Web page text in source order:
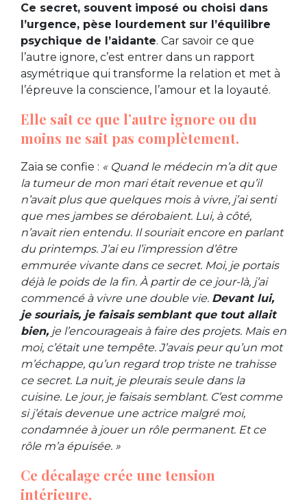
Ce secret, souvent imposé ou choisi dans
l’urgence, pèse lourdement sur l’équilibre
psychique de l’aidante. Car savoir ce que
l’autre ignore, c’est entrer dans un rapport
asymétrique qui transforme la relation et met à
l’épreuve la conscience, l’amour et la loyauté.
Elle sait ce que l’autre ignore ou du
moins ne sait pas complètement.
Zaïa se confie : « Quand le médecin m’a dit que
la tumeur de mon mari était revenue et qu’il
n’avait plus que quelques mois à vivre, j’ai senti
que mes jambes se dérobaient. Lui, à côté,
n’avait rien entendu. Il souriait encore en parlant
du printemps. J’ai eu l’impression d’être
emmurée vivante dans ce secret. Moi, je portais
déjà le poids de la fin. À partir de ce jour-là, j’ai
commencé à vivre une double vie. Devant lui,
je souriais, je faisais semblant que tout allait
bien, je l’encourageais à faire des projets. Mais en
moi, c’était une tempête. J’avais peur qu’un mot
m’échappe, qu’un regard trop triste ne trahisse
ce secret. La nuit, je pleurais seule dans la
cuisine. Le jour, je faisais semblant. C’est comme
si j’étais devenue une actrice malgré moi,
condamnée à jouer un rôle permanent. Et ce
rôle m’a épuisée. »
Ce décalage crée une tension
intérieure.